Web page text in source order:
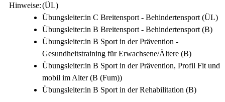
Hinweise:(ÜL)
Übungsleiter:in C Breitensport - Behindertensport (ÜL)
Übungsleiter:in B Breitensport - Behindertensport (B)
Übungsleiter:in B Sport in der Prävention -
Gesundheitstraining für Erwachsene/Ältere (B)
Übungsleiter:in B Sport in der Prävention, Profil Fit und
mobil im Alter (B (Fum))
Übungsleiter:in B Sport in der Rehabilitation (B)